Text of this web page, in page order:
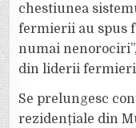
chestiunea
fermierii au spus
numai
din liderii
Se prelungesc
rezidențiale din